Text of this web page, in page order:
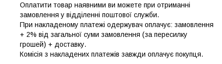
Оплатити товар наявними ви можете при отриманні
замовлення у відділенні поштової служби.
При накладеному платежі одержувач оплачує: замовлення
+ 2% від загальної суми замовлення (за пересилку
грошей) + доставку.
Комісія з накладених платежів завжди оплачує покупця.